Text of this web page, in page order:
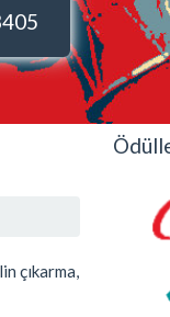
çıkarma,